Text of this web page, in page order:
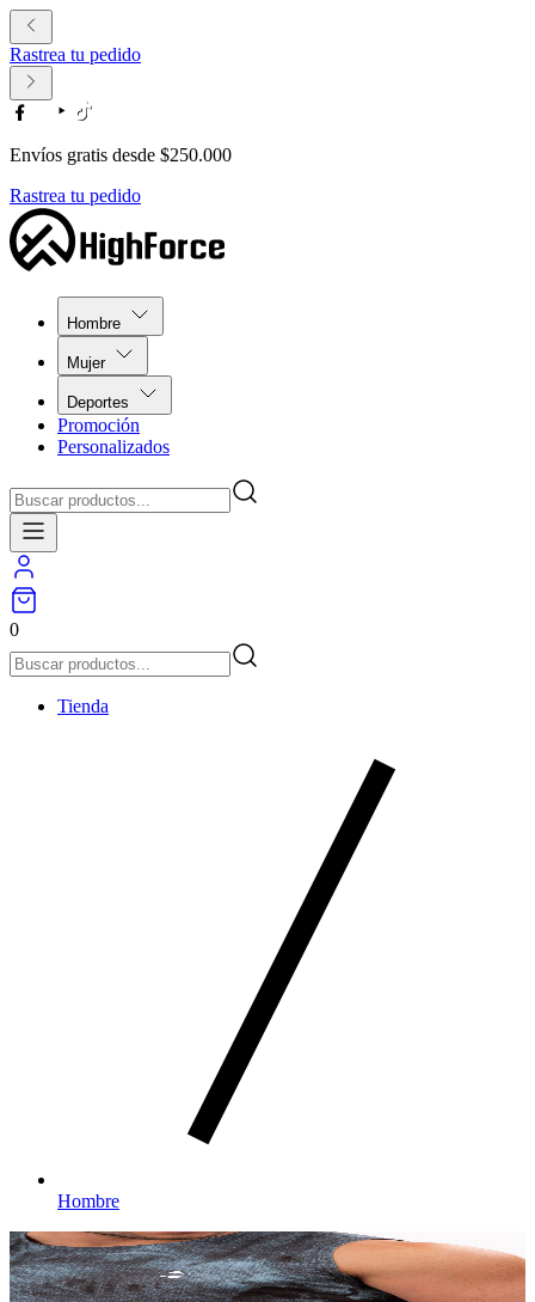
Rastrea tu pedido
Envíos gratis desde $250.000
Rastrea tu pedido
Hombre
Mujer
Deportes
Promoción
Personalizados
0
Tienda
Hombre